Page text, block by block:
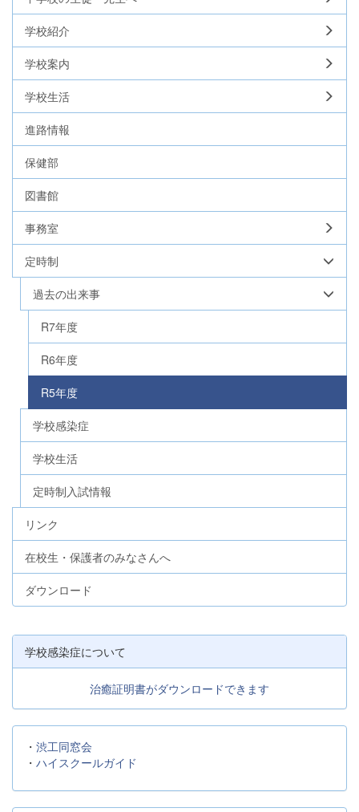
学校紹介
学校案内
学校生活
進路情報
保健部
図書館
事務室
定時制
過去の出来事
R7年度
R6年度
R5年度
学校感染症
学校生活
定時制入試情報
リンク
在校生・保護者のみなさんへ
ダウンロード
学校感染症について
治癒証明書がダウンロードできます
・ 渋工同窓会
・ ハイスクールガイド